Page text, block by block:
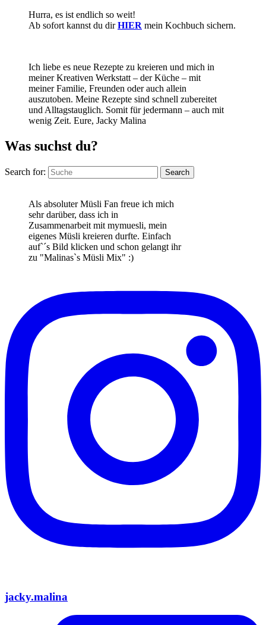
Hurra, es ist endlich so weit!
Ab sofort kannst du dirHIER mein Kochbuch sichern.
Ich liebe es neue Rezepte zu kreieren und mich in
meiner Kreativen Werkstatt – der Küche – mit
meiner Familie, Freunden oder auch allein
auszutoben. Meine Rezepte sind schnell zubereitet
und Alltagstauglich. Somit für jedermann – auch mit
wenig Zeit. Eure, Jacky Malina
Was suchst du?
Search for: Search
Als absoluter Müsli Fan freue ich mich
sehr darüber, dass ich in
Zusammenarbeit mit mymuesli, mein
eigenes Müsli kreieren durfte. Einfach
auf`´s Bild klicken und schon gelangt ihr
zu "Malinas`s Müsli Mix" :)
jacky.malina